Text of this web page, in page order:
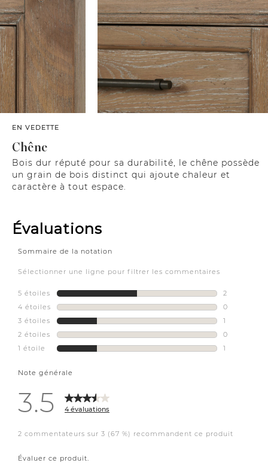
EN VEDETTE
Chêne
Bois dur réputé pour sa durabilité, le chêne possède
un grain de bois distinct qui ajoute chaleur et
caractère à tout espace.